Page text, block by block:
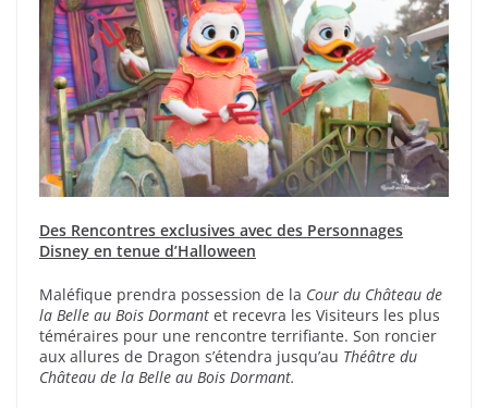
Des Rencontres exclusives avec des Personnages
Disney en tenue d’Halloween
Maléfique prendra possession de la Cour du Château de
la Belle au Bois Dormant et recevra les Visiteurs les plus
téméraires pour une rencontre terrifiante. Son roncier
aux allures de Dragon s’étendra jusqu’au Théâtre du
Château de la Belle au Bois Dormant.